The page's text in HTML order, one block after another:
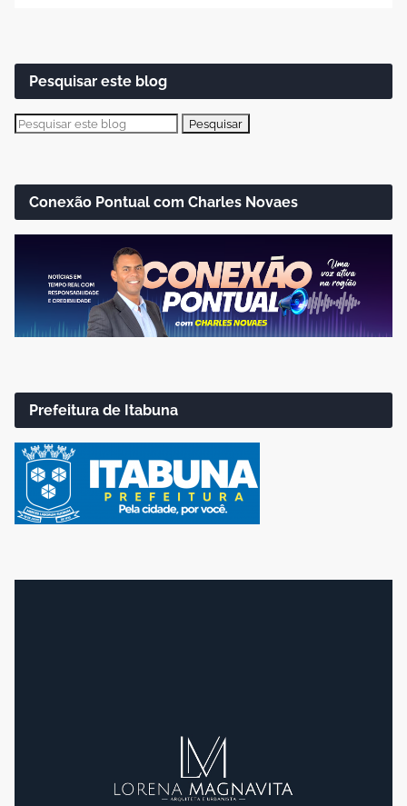
Pesquisar este blog
Conexão Pontual com Charles Novaes
Prefeitura de Itabuna